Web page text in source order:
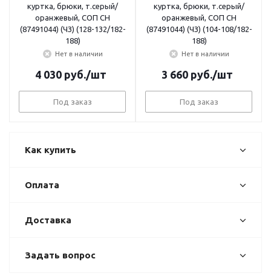
куртка, брюки, т.серый/
оранжевый, СОП СН
(87491044) (ЧЗ) (128-132/182-
188)
Нет в наличии
4 030руб./шт
Под заказ
куртка, брюки, т.серый/
оранжевый, СОП СН
(87491044) (ЧЗ) (104-108/182-
188)
Нет в наличии
3 660руб./шт
Под заказ
Как купить
Оплата
Доставка
Задать вопрос